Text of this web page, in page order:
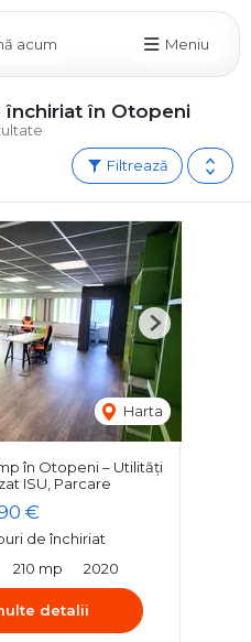
acum Meniu
închiriat în Otopeni
Filtrează
Harta
Next
în Otopeni – Utilități
ISU, Parcare
€
de închiriat
210 mp 2020
detalii